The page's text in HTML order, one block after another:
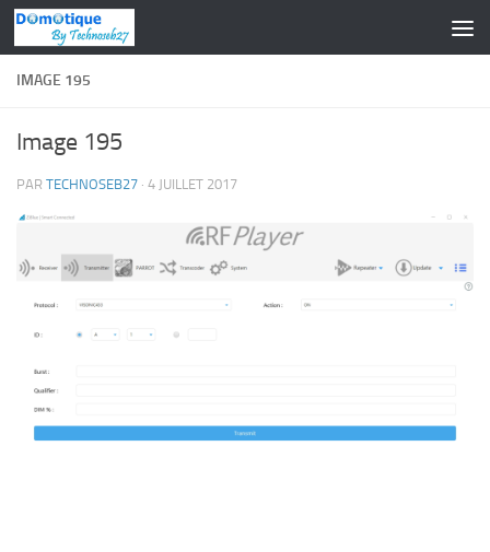
Skip to content
IMAGE 195
Image 195
PAR TECHNOSEB27 · 4 JUILLET 2017